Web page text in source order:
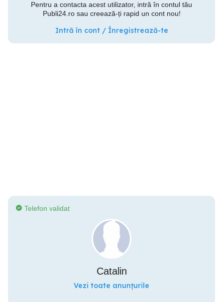
Pentru a contacta acest utilizator, intră în contul tău
Publi24.ro sau creează-ți rapid un cont nou!
Intră în cont / Înregistrează-te
Telefon validat
Catalin
Vezi toate anunțurile